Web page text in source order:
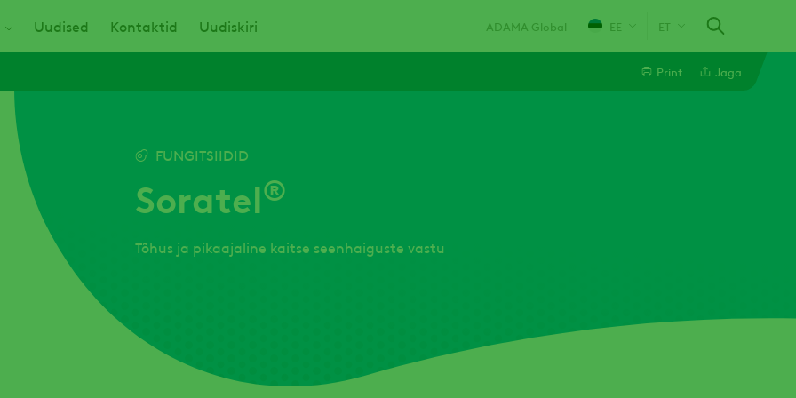
Uudised Kontaktid Uudiskiri ADAMA Global EE ET
Print Jaga
FUNGITSIIDID
Soratel®
Tõhus ja pikaajaline kaitse seenhaiguste vastu